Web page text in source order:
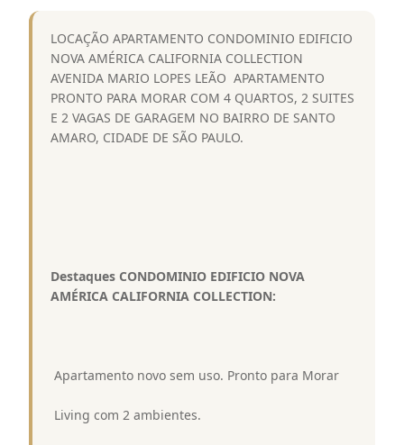
LOCAÇÃO APARTAMENTO CONDOMINIO EDIFICIO
NOVA AMÉRICA CALIFORNIA COLLECTION 
AVENIDA MARIO LOPES LEÃO  APARTAMENTO
PRONTO PARA MORAR COM 4 QUARTOS, 2 SUITES
E 2 VAGAS DE GARAGEM NO BAIRRO DE SANTO
AMARO, CIDADE DE SÃO PAULO.
Destaques CONDOMINIO EDIFICIO NOVA
AMÉRICA CALIFORNIA COLLECTION:
 Apartamento novo sem uso. Pronto para Morar
 Living com 2 ambientes.